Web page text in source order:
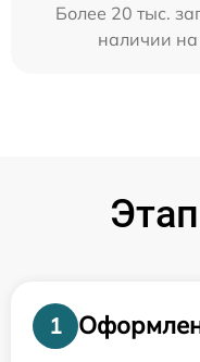
Более 20 тыс.
наличии на
1